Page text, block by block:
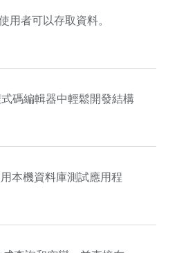
用者可以存取資料。
碼編輯器中輕鬆開發結構
本機資料庫測試應用程